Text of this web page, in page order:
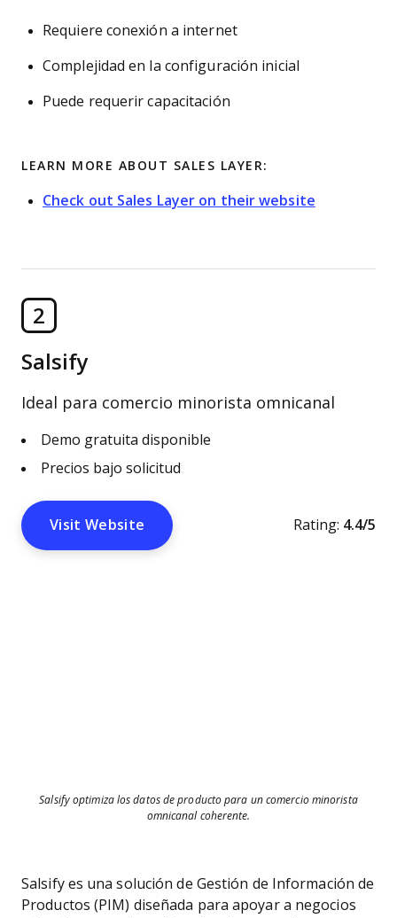
Requiere conexión a internet
Complejidad en la configuración inicial
Puede requerir capacitación
LEARN MORE ABOUT SALES LAYER:
Check out Sales Layer on their website
2
Salsify
Ideal para comercio minorista omnicanal
Demo gratuita disponible
Precios bajo solicitud
Visit Website Rating: 4.4/5
Salsify optimiza los datos de producto para un comercio minorista
omnicanal coherente.
Salsify es una solución de Gestión de Información de
Productos (PIM) diseñada para apoyar a negocios